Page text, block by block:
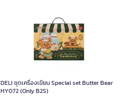
DELI ชุดเครื่องเขียน Special set Butter Bear
HY072 (Only B2S)